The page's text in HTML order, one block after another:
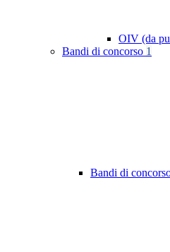
OIV (da
Bandi di concorso 1
Bandi di